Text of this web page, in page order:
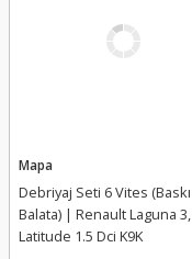
Mapa
Debriyaj Seti 6 Vites (Baskı
Balata) | Renault Laguna 3,
Latitude 1.5 Dci K9K